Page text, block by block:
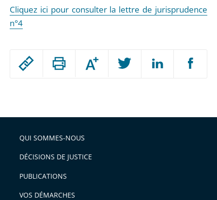
Passer
arriver
après
Augmenter
ou
l'article
pour
avant
Cliquez ici pour consulter la lettre de jurisprudence
n°4
QUI SOMMES-NOUS
DÉCISIONS DE JUSTICE
PUBLICATIONS
VOS DÉMARCHES